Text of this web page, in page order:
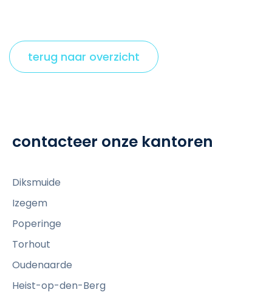
terug naar overzicht
contacteer onze kantoren
Diksmuide
Izegem
Poperinge
Torhout
Oudenaarde
Heist-op-den-Berg